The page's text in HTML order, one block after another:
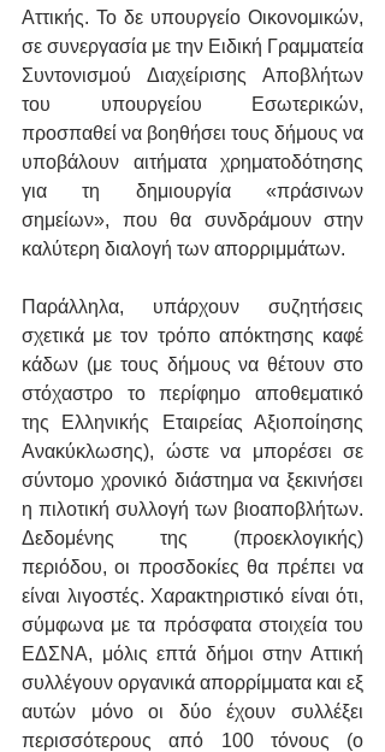
Αττικής. Το δε υπουργείο Οικονομικών,
σε συνεργασία με την Ειδική Γραμματεία
Συντονισμού Διαχείρισης Αποβλήτων
του υπουργείου Εσωτερικών,
προσπαθεί να βοηθήσει τους δήμους να
υποβάλουν αιτήματα χρηματοδότησης
για τη δημιουργία «πράσινων
σημείων», που θα συνδράμουν στην
καλύτερη διαλογή των απορριμμάτων.
Παράλληλα, υπάρχουν συζητήσεις
σχετικά με τον τρόπο απόκτησης καφέ
κάδων (με τους δήμους να θέτουν στο
στόχαστρο το περίφημο αποθεματικό
της Ελληνικής Εταιρείας Αξιοποίησης
Ανακύκλωσης), ώστε να μπορέσει σε
σύντομο χρονικό διάστημα να ξεκινήσει
η πιλοτική συλλογή των βιοαποβλήτων.
Δεδομένης της (προεκλογικής)
περιόδου, οι προσδοκίες θα πρέπει να
είναι λιγοστές. Χαρακτηριστικό είναι ότι,
σύμφωνα με τα πρόσφατα στοιχεία του
ΕΔΣΝΑ, μόλις επτά δήμοι στην Αττική
συλλέγουν οργανικά απορρίμματα και εξ
αυτών μόνο οι δύο έχουν συλλέξει
περισσότερους από 100 τόνους (ο